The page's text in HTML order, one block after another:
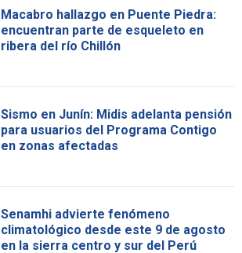
Macabro hallazgo en Puente Piedra:
encuentran parte de esqueleto en
ribera del río Chillón
Sismo en Junín: Midis adelanta pensión
para usuarios del Programa Contigo
en zonas afectadas
Senamhi advierte fenómeno
climatológico desde este 9 de agosto
en la sierra centro y sur del Perú